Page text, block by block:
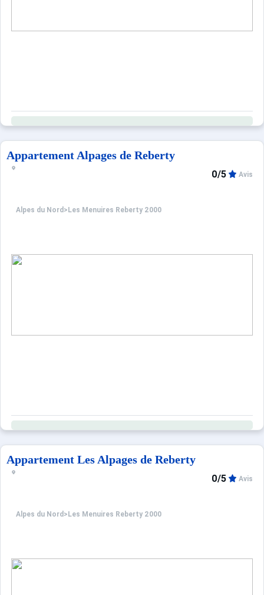
Appartement Alpages de Reberty
Alpes du Nord > Les Menuires Reberty 2000
0/5 Avis
Appartement Les Alpages de Reberty
Alpes du Nord > Les Menuires Reberty 2000
0/5 Avis